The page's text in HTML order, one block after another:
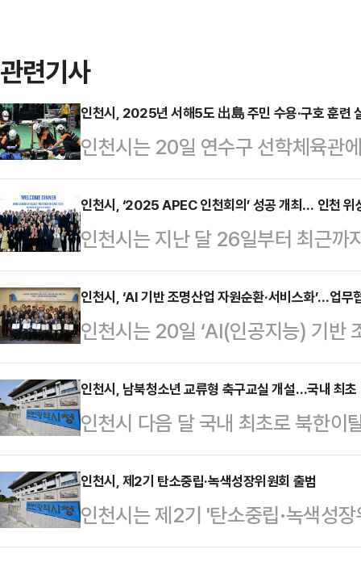
관련기사
인천시, 2025년 서해5도 出島 주민 수용·구호 훈련
인천시는 20일 연수구 선학체육관
호 훈련을 실시했다.이번 훈련은 과
서해5도에 발생한 상황을 가정한
용·구호 훈련의 연장선에서 이뤄졌
불편을 최소화해 주민들이 안심하
적 구호 활동에 중점을 뒀다.인천시
총 13개 유관기관이 참여한 이번
는 동시에 유관기관 …
인천시, ‘2025 APEC 인천회의’ 성공 개최… 인천 위
인천시는 지난 달 26일부터 최근
(APEC) 인천회의를 성공적으로
지털·AI 장관회의를 비롯, 식량안
위급 대화를 포함해 총 200여개 회
원경제 대표단을 포함, 5800여 명
APEC 2025 민관 대화와 여성경제
이플러스(i+) 시리즈’정책을 소개
는 A…
인천시, ‘AI 기반 조명산업 자원순환·서비스화’…업무
인천시는 20일 ‘AI(인공지능) 기반
기반을 구축하는 업무협약을 체결
혁신기반구축사업으로 선정된 ‘AI
기반구축’ 과제의 성공적 추진을
천테크노파크, 키엘연구원, 부천산
했다.협약 내용은 인공지능(AI) 기
추진을 비롯해 조명제품의 전 과정
술 개발, 지…
인천시, 남북청소년 교류형 축구교실 개설…국내 최초
인천시 다음 달 국내 최초로 북한이
‘남북청소년 축구교실’ 을 개설한
주민 청소년과 지역 청소년이 함께
프로그램이다.모집 대상은 북한이
일까지 인천하나센터에서 선착순
인천시, 제2기 탄소중립·녹색성장위원회 출범
인천시는 제2기 '탄소중립·녹색성
다고 19일 밝혔다.탄소중립·녹색